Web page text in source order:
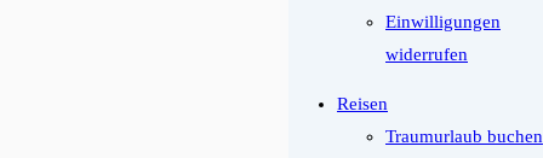
Einwilligungen
widerrufen
Reisen
Traumurlaub buchen